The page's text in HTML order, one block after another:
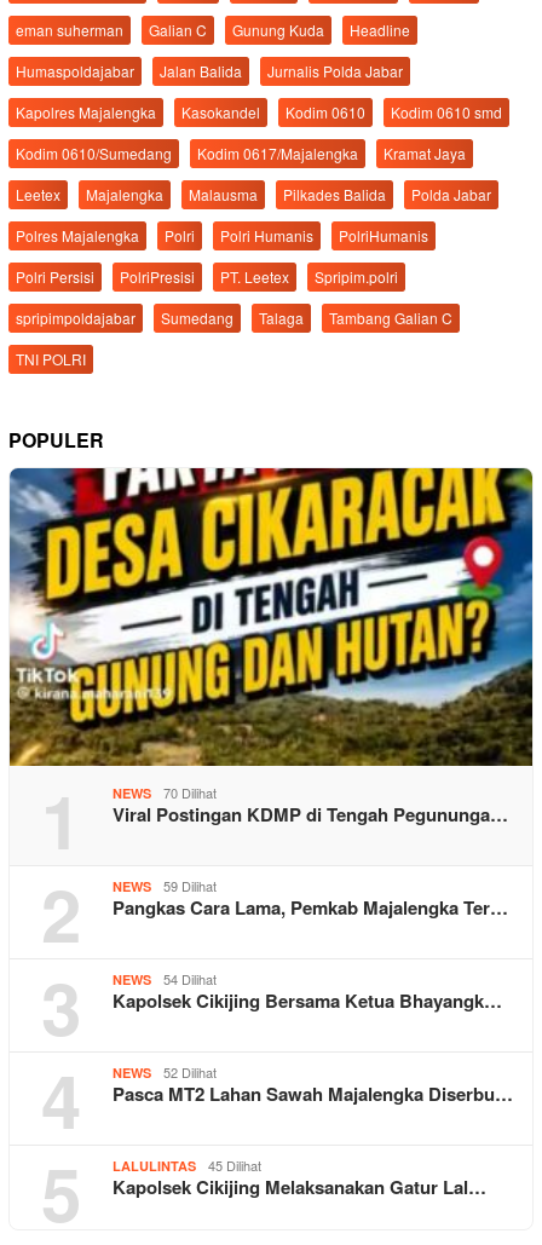
eman suherman
Galian C Gunung Kuda
Headline
Humaspoldajabar
Jalan Balida
Jurnalis Polda Jabar
Kapolres Majalengka
Kasokandel Kodim 0610
Kodim 0610 smd
Kodim 0610/Sumedang
Kodim 0617/Majalengka
Kramat Jaya
Leetex
Majalengka Malausma Pilkades Balida
Polda Jabar
Polres Majalengka
Polri Polri Humanis
PolriHumanis
Polri Persisi
PolriPresisi PT. Leetex
Spripim.polri
spripimpoldajabar
Sumedang Talaga
Tambang Galian C
TNI POLRI
POPULER
1 NEWS 70 Dilihat
Viral Postingan KDMP di Tengah Pegununga…
2 NEWS 59 Dilihat
Pangkas Cara Lama, Pemkab Majalengka Ter…
3 NEWS 54 Dilihat
Kapolsek Cikijing Bersama Ketua Bhayangk…
4 NEWS 52 Dilihat
Pasca MT2 Lahan Sawah Majalengka Diserbu…
5 LALULINTAS 45 Dilihat
Kapolsek Cikijing Melaksanakan Gatur Lal…